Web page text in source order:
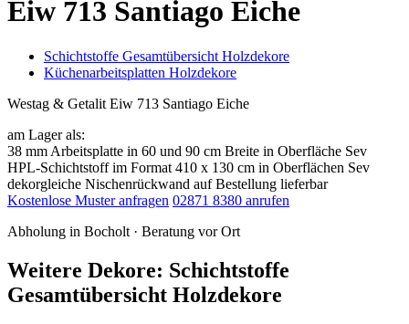
Eiw 713 Santiago Eiche
Schichtstoffe Gesamtübersicht Holzdekore
Küchenarbeitsplatten Holzdekore
Westag & Getalit Eiw 713 Santiago Eiche
am Lager als:
38 mm Arbeitsplatte in 60 und 90 cm Breite in Oberfläche Sev
HPL-Schichtstoff im Format 410 x 130 cm in Oberflächen Sev
dekorgleiche Nischenrückwand auf Bestellung lieferbar
Kostenlose Muster anfragen 02871 8380 anrufen
Abholung in Bocholt · Beratung vor Ort
Weitere Dekore: Schichtstoffe
Gesamtübersicht Holzdekore